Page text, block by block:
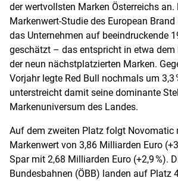
der wertvollsten Marken Österreichs
Markenwert-Studie des European
das Unternehmen auf beeindruckende
geschätzt – das entspricht in etwa dem
der neun nächstplatzierten Marken.
Vorjahr legte Red Bull nochmals um 3,3
unterstreicht damit seine dominante
Markenuniversum des Landes.
Auf dem zweiten Platz folgt Novomatic
Markenwert von 3,86 Milliarden Euro
Spar mit 2,68 Milliarden Euro (+2,9 %).
Bundesbahnen (ÖBB) landen auf Platz